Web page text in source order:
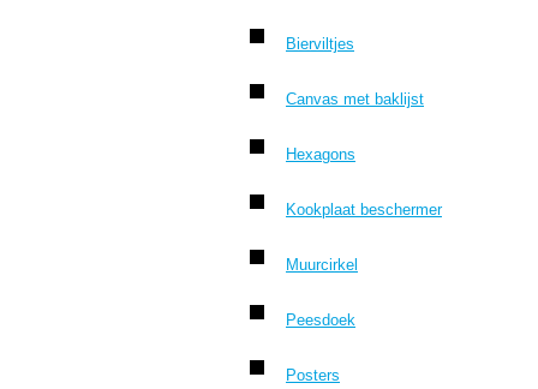
Bierviltjes
Canvas met baklijst
Hexagons
Kookplaat beschermer
Muurcirkel
Peesdoek
Posters